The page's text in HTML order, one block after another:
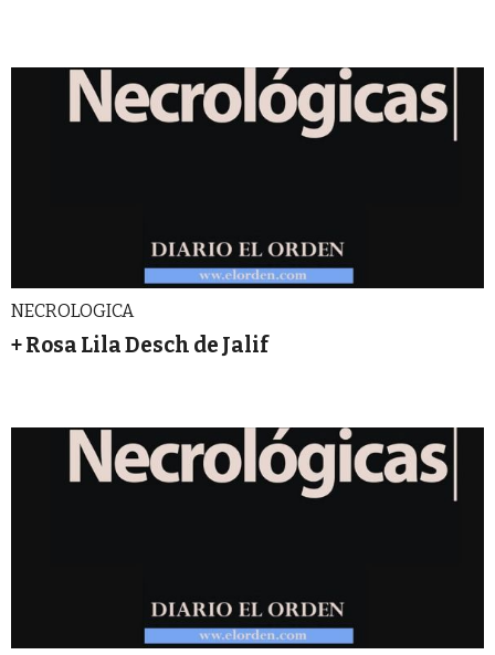
NECROLOGICA
+ Rosa Lila Desch de Jalif